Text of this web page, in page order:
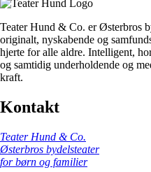
Teater Hund & Co. er Østerbros
originalt, nyskabende og
hjerte for alle aldre. Intelligent,
og samtidig underholdende og
kraft.
Kontakt
Teater Hund & Co.
Østerbros bydelsteater
for børn og familier